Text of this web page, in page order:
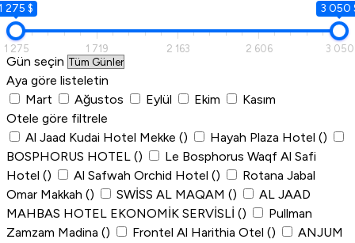
275 $ 3 050
1 275 1 719 2 163 2 606 3 050
Gün seçin
Aya göre listeletin
Mart
Ağustos Eylül Ekim
Kasım
Otele göre filtrele
Al Jaad Kudai Hotel Mekke () Hayah Plaza Hotel ()
BOSPHORUS HOTEL ()
Le Bosphorus Waqf Al Safi
Hotel () Al Safwah Orchid Hotel ()
Rotana Jabal
Omar Makkah () SWİSS AL MAQAM ()
AL JAAD
MAHBAS HOTEL EKONOMİK SERVİSLİ ()
Pullman
Zamzam Madina () Frontel Al Harithia Otel ()
ANJUM